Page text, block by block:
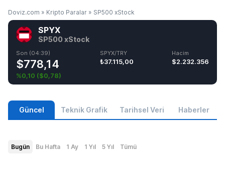
Doviz.com » Kripto Paralar » SP500 xStock
SPYX
SP500 xStock
Son (04:39)
$778,14
%0,10 ($0,78)
SPYX/TRY
₺37.115,00
Hacim
$2.232.356
Güncel Teknik Grafik Tarihsel Veri Haberler
Bugün Bu Hafta 1 Ay 1 Yıl 5 Yıl Tümü